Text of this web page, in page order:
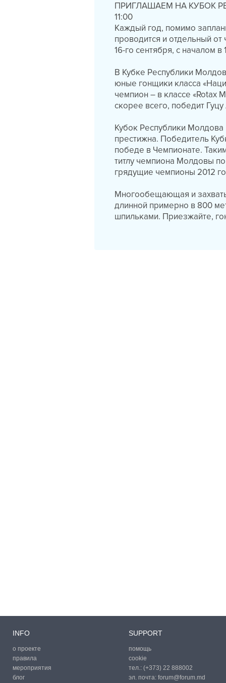
ПРИГЛАШАЕМ НА КУБОК
11:00
Каждый год, помимо
проводится и отдельный
16-го сентября, с началом
В Кубке Республики
юные гонщики класса
чемпион – в классе «Rotax
скорее всего, победит
Кубок Республики
престижна. Победитель
победе в Чемпионате.
титлу чемпиона Молдовы
грядущие чемпионы 2012
Многообещающая и
длинной примерно в 800
шпильками. Приезжайте,
INFO
о проекте
правила
мероприятия
блог
SUPPORT
помощь
cookie
тел.: (+373) 22 888002
эл. почта: forum@forum.md